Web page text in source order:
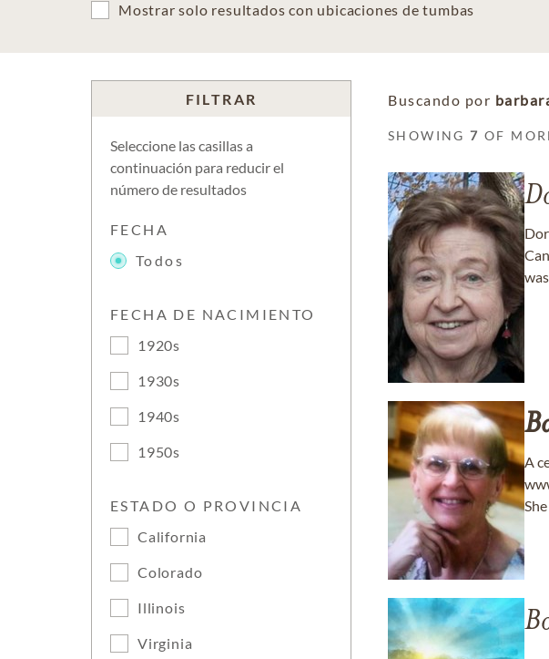
Mostrar solo resultados con ubicaciones de tumbas
FILTRAR
Seleccione las casillas a
continuación para reducir el
número de resultados
FECHA
Todos
FECHA DE NACIMIENTO
1920s
1930s
1940s
1950s
ESTADO O PROVINCIA
California
Colorado
Illinois
Virginia
Buscando por
SHOWING7 OF
A